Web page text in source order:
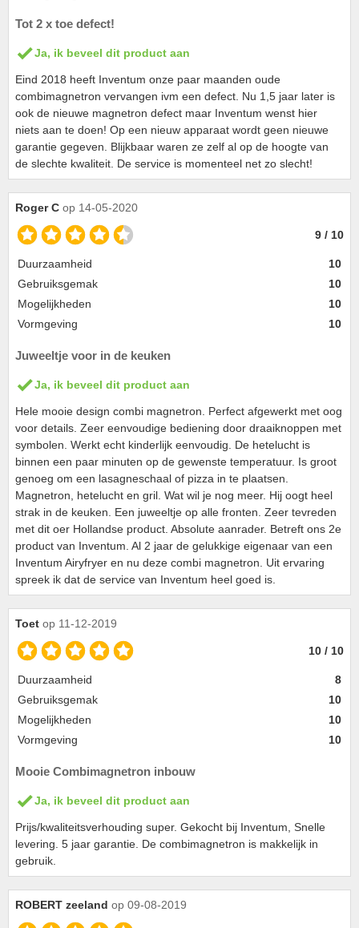
Tot 2 x toe defect!
Ja, ik beveel dit product aan
Eind 2018 heeft Inventum onze paar maanden oude
combimagnetron vervangen ivm een defect. Nu 1,5 jaar later is
ook de nieuwe magnetron defect maar Inventum wenst hier
niets aan te doen! Op een nieuw apparaat wordt geen nieuwe
garantie gegeven. Blijkbaar waren ze zelf al op de hoogte van
de slechte kwaliteit. De service is momenteel net zo slecht!
Roger C op 14-05-2020
9 / 10
Duurzaamheid
10
Gebruiksgemak
10
Mogelijkheden
10
Vormgeving
10
Juweeltje voor in de keuken
Ja, ik beveel dit product aan
Hele mooie design combi magnetron. Perfect afgewerkt met oog
voor details. Zeer eenvoudige bediening door draaiknoppen met
symbolen. Werkt echt kinderlijk eenvoudig. De hetelucht is
binnen een paar minuten op de gewenste temperatuur. Is groot
genoeg om een lasagneschaal of pizza in te plaatsen.
Magnetron, hetelucht en gril. Wat wil je nog meer. Hij oogt heel
strak in de keuken. Een juweeltje op alle fronten. Zeer tevreden
met dit oer Hollandse product. Absolute aanrader. Betreft ons 2e
product van Inventum. Al 2 jaar de gelukkige eigenaar van een
Inventum Airyfryer en nu deze combi magnetron. Uit ervaring
spreek ik dat de service van Inventum heel goed is.
Toet op 11-12-2019
10 / 10
Duurzaamheid
8
Gebruiksgemak
10
Mogelijkheden
10
Vormgeving
10
Mooie Combimagnetron inbouw
Ja, ik beveel dit product aan
Prijs/kwaliteitsverhouding super. Gekocht bij Inventum, Snelle
levering. 5 jaar garantie. De combimagnetron is makkelijk in
gebruik.
ROBERT zeeland op 09-08-2019